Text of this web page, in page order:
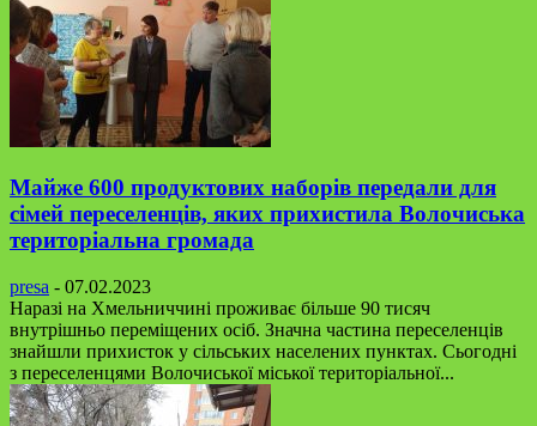
Майже 600 продуктових наборів передали для
сімей переселенців, яких прихистила Волочиська
територіальна громада
presa - 07.02.2023
Наразі на Хмельниччині проживає більше 90 тисяч
внутрішньо переміщених осіб. Значна частина переселенців
знайшли прихисток у сільських населених пунктах. Сьогодні
з переселенцями Волочиської міської територіальної...